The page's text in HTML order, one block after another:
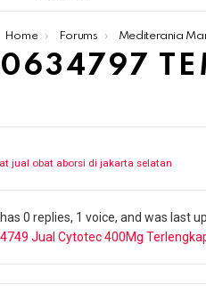
Home Forums Mediterania
jual obat aborsi di jakarta selatan
0 replies, 1 voice, and was last
Jual Cytotec 400Mg